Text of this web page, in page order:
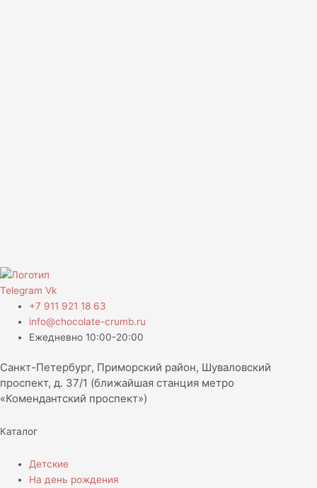
Telegram Vk
+7 911 921 18 63
info@chocolate-crumb.ru
Ежедневно 10:00-20:00
Санкт-Петербург, Приморский район, Шуваловский
проспект, д. 37/1 (ближайшая станция метро
«Комендантский проспект»)
Каталог
Детские
На день рождения